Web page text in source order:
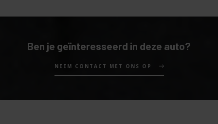
Ben je geïnteresseerd in deze auto?
NEEM CONTACT MET ONS OP